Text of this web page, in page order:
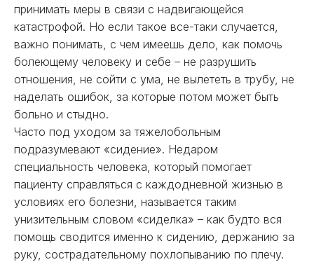
принимать меры в связи с надвигающейся
катастрофой. Но если такое все-таки случается,
важно понимать, с чем имеешь дело, как помочь
болеющему человеку и себе – не разрушить
отношения, не сойти с ума, не вылететь в трубу, не
наделать ошибок, за которые потом может быть
больно и стыдно.
Часто под уходом за тяжелобольным
подразумевают «сидение». Недаром
специальность человека, который помогает
пациенту справляться с каждодневной жизнью в
условиях его болезни, называется таким
унизительным словом «сиделка» – как будто вся
помощь сводится именно к сидению, держанию за
руку, сострадательному похлопыванию по плечу.